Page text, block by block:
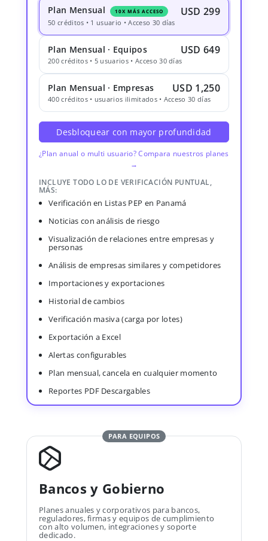
Plan Mensual 10X MÁS ACCESO USD 299
50 créditos • 1 usuario • Acceso 30 días
Plan Mensual · Equipos USD 649
200 créditos • 5 usuarios • Acceso 30 días
Plan Mensual · Empresas USD 1,250
400 créditos • usuarios ilimitados • Acceso 30 días
Desbloquear con mayor profundidad
¿Plan anual o multi usuario? Compara nuestros planes
→
INCLUYE TODO LO DE VERIFICACIÓN PUNTUAL,
MÁS:
Verificación en Listas PEP en Panamá
Noticias con análisis de riesgo
Visualización de relaciones entre empresas y
personas
Análisis de empresas similares y competidores
Importaciones y exportaciones
Historial de cambios
Verificación masiva (carga por lotes)
Exportación a Excel
Alertas configurables
Plan mensual, cancela en cualquier momento
Reportes PDF Descargables
PARA EQUIPOS
Bancos y Gobierno
Planes anuales y corporativos para bancos,
reguladores, firmas y equipos de cumplimiento
con alto volumen, integraciones y soporte
dedicado.